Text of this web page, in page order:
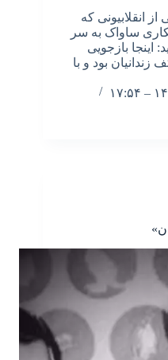
انقلابیونی که
ساواک به سر
اینجا بازجویی
بود و با